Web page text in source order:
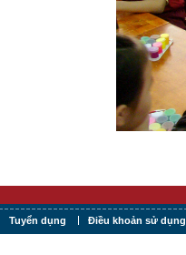
Tuyển dụng Điều khoản sử dụng